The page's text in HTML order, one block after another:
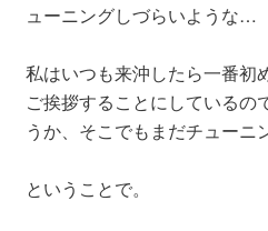
ューニングしづらいような…
私はいつも来沖したら一番初
ご挨拶することにしているの
うか、そこでもまだチュー
ということで。